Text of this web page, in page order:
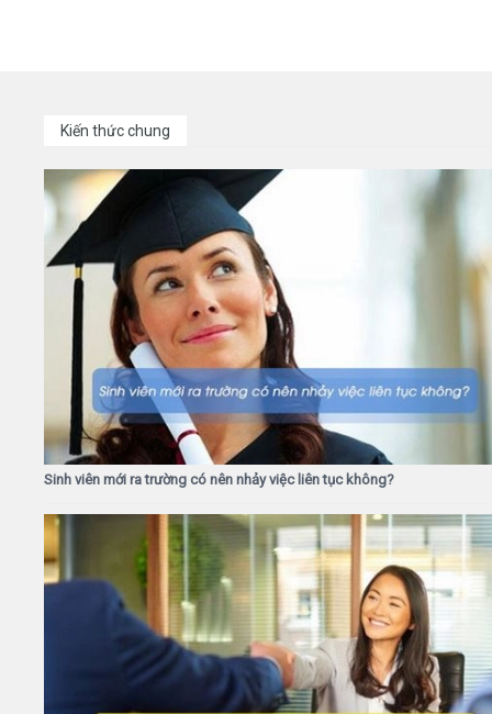
Kiến thức chung
Sinh viên mới ra trường có nên nhảy việc liên tục không?